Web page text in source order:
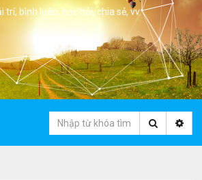
trí, bình luân, học hỏi, chia sẻ, vv.